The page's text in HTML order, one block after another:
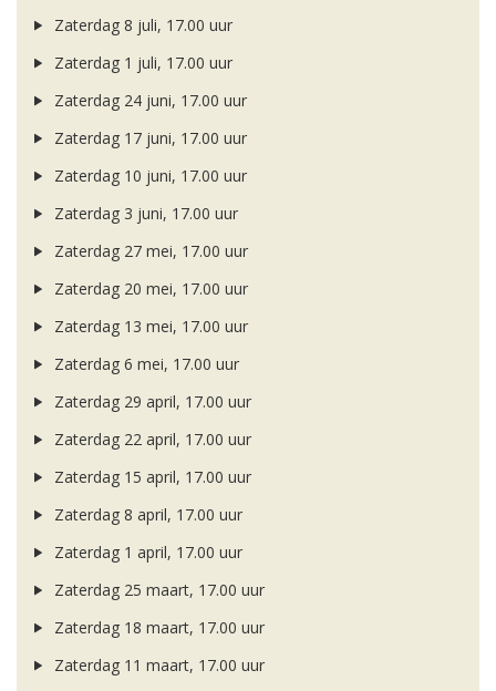
Zaterdag 8 juli, 17.00 uur
Zaterdag 1 juli, 17.00 uur
Zaterdag 24 juni, 17.00 uur
Zaterdag 17 juni, 17.00 uur
Zaterdag 10 juni, 17.00 uur
Zaterdag 3 juni, 17.00 uur
Zaterdag 27 mei, 17.00 uur
Zaterdag 20 mei, 17.00 uur
Zaterdag 13 mei, 17.00 uur
Zaterdag 6 mei, 17.00 uur
Zaterdag 29 april, 17.00 uur
Zaterdag 22 april, 17.00 uur
Zaterdag 15 april, 17.00 uur
Zaterdag 8 april, 17.00 uur
Zaterdag 1 april, 17.00 uur
Zaterdag 25 maart, 17.00 uur
Zaterdag 18 maart, 17.00 uur
Zaterdag 11 maart, 17.00 uur